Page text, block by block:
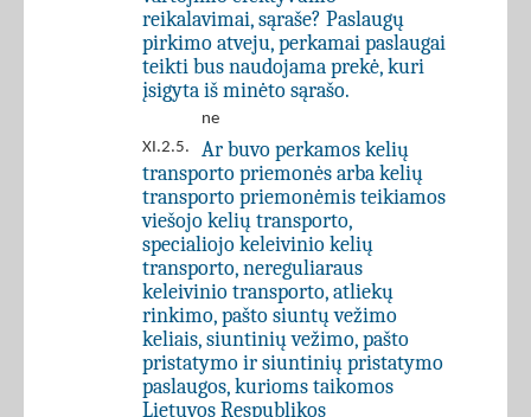
reikalavimai, sąraše? Paslaugų
pirkimo atveju, perkamai paslaugai
teikti bus naudojama prekė, kuri
įsigyta iš minėto sąrašo.
ne
XI.2.5.
Ar buvo perkamos kelių
transporto priemonės arba kelių
transporto priemonėmis teikiamos
viešojo kelių transporto,
specialiojo keleivinio kelių
transporto, nereguliaraus
keleivinio transporto, atliekų
rinkimo, pašto siuntų vežimo
keliais, siuntinių vežimo, pašto
pristatymo ir siuntinių pristatymo
paslaugos, kurioms taikomos
Lietuvos Respublikos